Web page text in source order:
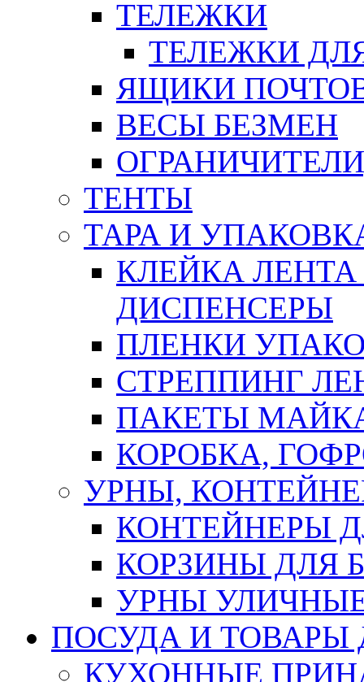
ТЕЛЕЖКИ
ТЕЛЕЖКИ
ЯЩИКИ
ВЕСЫ БЕЗМЕН
ТЕНТЫ
ТАРА И
КЛЕЙКА
ДИСПЕНСЕРЫ
ПЛЕНКИ
СТРЕППИНГ
ПАКЕТЫ
КОРОБКА,
УРНЫ,
КОНТЕЙНЕРЫ
КОРЗИНЫ ДЛЯ
УРНЫ
ПОСУДА И ТОВАРЫ
КУХОННЫЕ